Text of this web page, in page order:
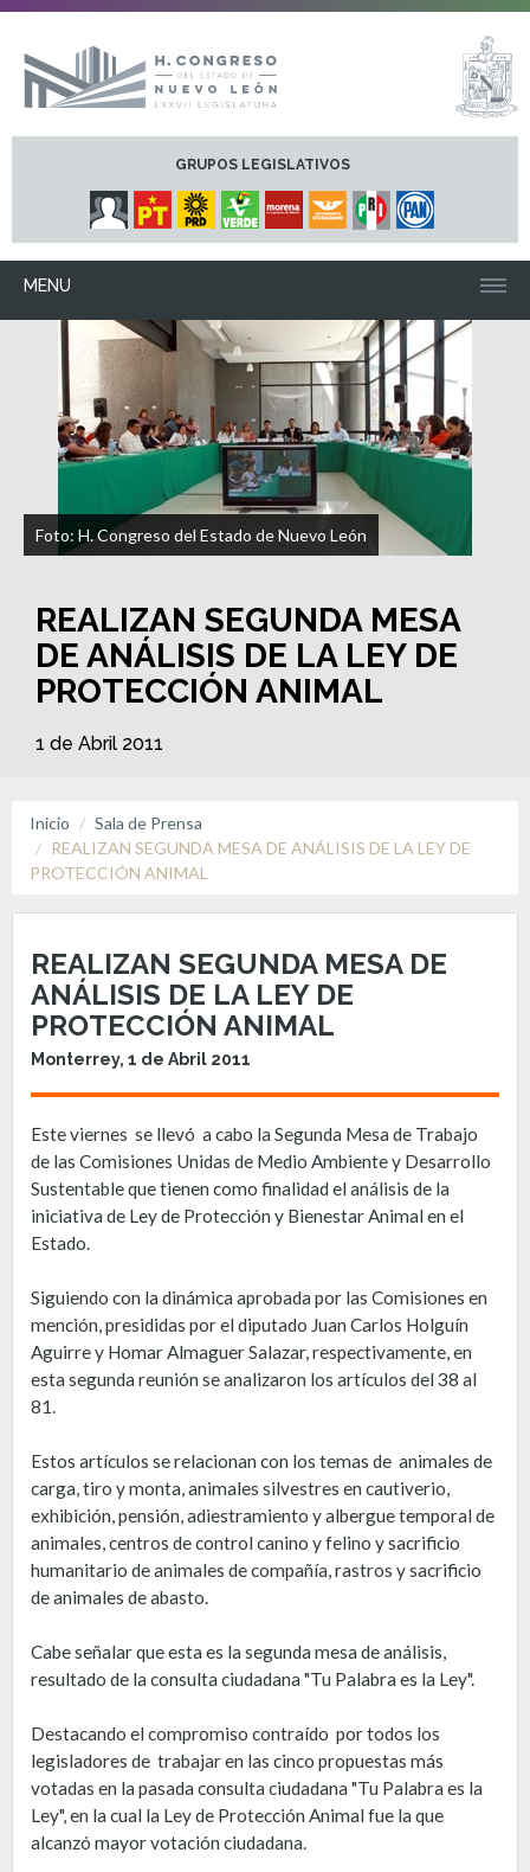
GRUPOS LEGISLATIVOS
MENU
Foto: H. Congreso del Estado de Nuevo León
REALIZAN SEGUNDA MESA
DE ANÁLISIS DE LA LEY DE
PROTECCIÓN ANIMAL
1 de Abril 2011
Inicio
Sala de Prensa
REALIZAN SEGUNDA MESA DE ANÁLISIS DE LA LEY DE
PROTECCIÓN ANIMAL
REALIZAN SEGUNDA MESA DE
ANÁLISIS DE LA LEY DE
PROTECCIÓN ANIMAL
Monterrey, 1 de Abril 2011
Este viernes se llevó a cabo la Segunda Mesa de Trabajo
de las Comisiones Unidas de Medio Ambiente y Desarrollo
Sustentable que tienen como finalidad el análisis de la
iniciativa de Ley de Protección y Bienestar Animal en el
Estado.
Siguiendo con la dinámica aprobada por las Comisiones en
mención, presididas por el diputado Juan Carlos Holguín
Aguirre y Homar Almaguer Salazar, respectivamente, en
esta segunda reunión se analizaron los artículos del 38 al
81.
Estos artículos se relacionan con los temas de animales de
carga, tiro y monta, animales silvestres en cautiverio,
exhibición, pensión, adiestramiento y albergue temporal de
animales, centros de control canino y felino y sacrificio
humanitario de animales de compañía, rastros y sacrificio
de animales de abasto.
Cabe señalar que esta es la segunda mesa de análisis,
resultado de la consulta ciudadana "Tu Palabra es la Ley".
Destacando el compromiso contraído por todos los
legisladores de trabajar en las cinco propuestas más
votadas en la pasada consulta ciudadana "Tu Palabra es la
Ley", en la cual la Ley de Protección Animal fue la que
alcanzó mayor votación ciudadana.